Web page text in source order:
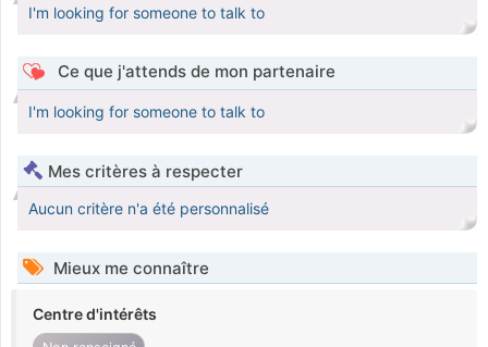
I'm looking for someone to talk to
Ce que j'attends de mon partenaire
I'm looking for someone to talk to
Mes critères à respecter
Aucun critère n'a été personnalisé
Mieux me connaître
Centre d'intérêts